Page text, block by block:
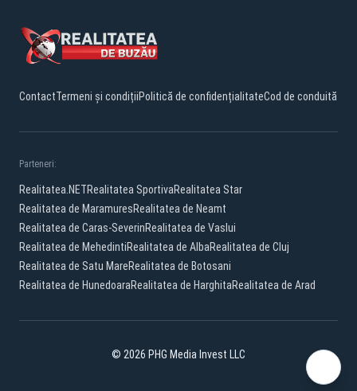
ContactTermeni și condițiiPolitică de confidențialitateCod de conduită
Parteneri:
Realitatea.NETRealitatea SportivaRealitatea Star
Realitatea de MaramuresRealitatea de Neamt
Realitatea de Caras-SeverinRealitatea de Vaslui
Realitatea de MehedintiRealitatea de AlbaRealitatea de Cluj
Realitatea de Satu MareRealitatea de Botosani
Realitatea de HunedoaraRealitatea de HarghitaRealitatea de Arad
© 2026 PHG Media Invest LLC